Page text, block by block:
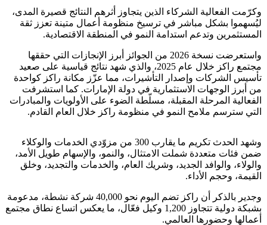
وكرّمت الفعالية الشركاء الذين يتجاوز أثرهم النتائج قصيرة المدى،
ليُسهموا بشكل مباشر في ترسيخ منظومة أعمال متينة تعزز ثقة
المستثمرين وتدعم استدامة النمو في المنطقة الاقتصادية.
واستعرضت نسخة 2026 من الجوائز أبرز الإنجازات التي حققها
مجتمع راكز خلال عام 2025، والذي شهد نتائج قياسية على صعيد
تأسيس الشركات وإصدار التأشيرات، مما عزّز مكانة راكز كواحدة
من أبرز الوجهات الاستثمارية في دولة الإمارات. كما استشرفت
الفعالية المرحلة المقبلة، مسلّطة الضوء على الأولويات والمبادرات
التي سترسم ملامح النمو في منظومة راكز خلال العام القادم.
وشهد الحدث تكريم ما يقارب 300 من مزوّدي الخدمات والوكلاء
ضمن فئات متعددة شملت الامتثال، والنمو، والإسهام طويل الأمد،
والولاء، والوافد الجديد، وشريك العام، والخدمات والتجديد، وخلق
القيمة، وحجم الأداء.
وجدير بالذكر أن راكز تضم اليوم نحو 40,000 شركة نشطة، مدعومة
بشبكة دولية تتجاوز 1,200 وكيل فعّال، ما يعكس اتساع نطاق مجتمع
أعمالها وحضورها العالمي.